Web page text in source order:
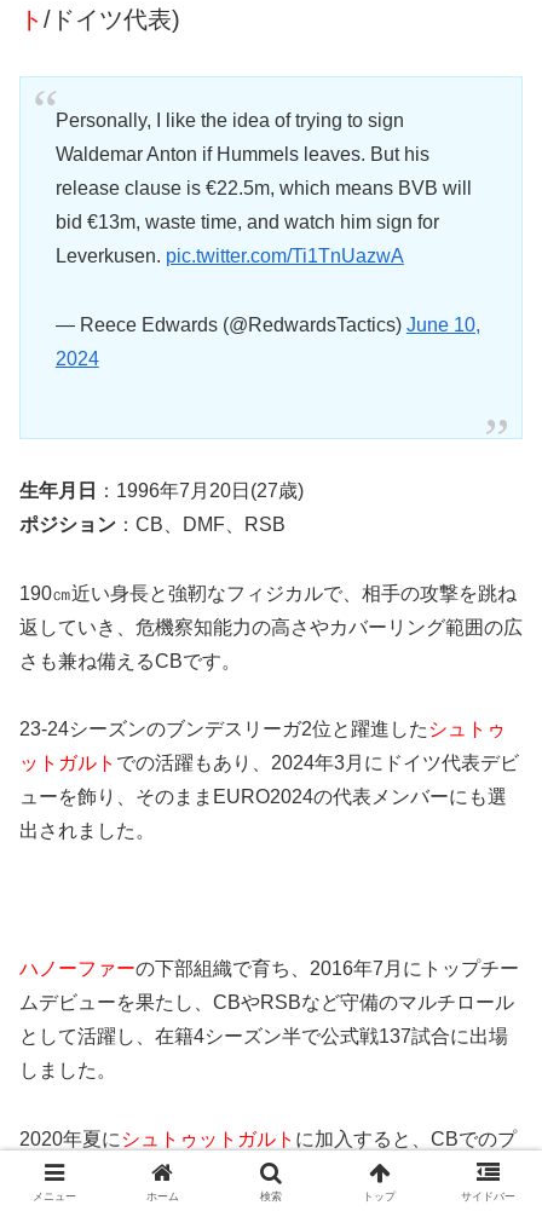
ト /ドイツ代表)
Personally, I like the idea of trying to sign
Waldemar Anton if Hummels leaves. But his
release clause is €22.5m, which means BVB will
bid €13m, waste time, and watch him sign for
Leverkusen. pic.twitter.com/Ti1TnUazwA
— Reece Edwards (@RedwardsTactics) June 10,
2024
生年月日
：1996年7月20日(27歳)
ポジション ：CB、DMF、RSB
190㎝近い身長と強靭なフィジカルで、相手の攻撃を跳ね
返していき、危機察知能力の高さやカバーリング範囲の広
さも兼ね備えるCBです。
23-24シーズンのブンデスリーガ2位と躍進した シュトゥ
ットガルト での活躍もあり、2024年3月にドイツ代表デビ
ューを飾り、そのままEURO2024の代表メンバーにも選
出されました。
ハノーファーの下部組織で育ち、2016年7月にトップチー
ムデビューを果たし、CBやRSBなど守備のマルチロール
として活躍し、在籍4シーズン半で公式戦137試合に出場
しました。
2020年夏に シュトゥットガルト に加入すると、CBでのプ
レーを主にしつつ、3バックと4バックを併用するチーム
のスタイルにも対応し、最終ラインの要として活躍してい
メニュー ホーム 検索 トップ サイドバー